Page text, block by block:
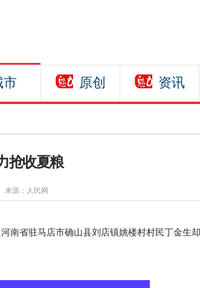
市 原创 资讯
抢收夏粮
来源：人民网
南省驻马店市确山县刘店镇姚楼村村民丁金生却